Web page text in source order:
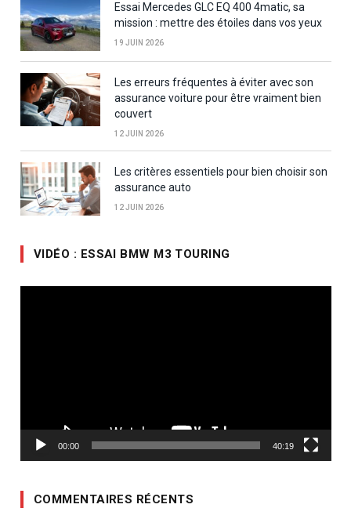
Essai Mercedes GLC EQ 400 4matic, sa
mission : mettre des étoiles dans vos yeux
19 JUIN 2026
Les erreurs fréquentes à éviter avec son
assurance voiture pour être vraiment bien
couvert
12 JUIN 2026
Les critères essentiels pour bien choisir son
assurance auto
12 JUIN 2026
VIDÉO : ESSAI BMW M3 TOURING
00:00 40:19
COMMENTAIRES RÉCENTS